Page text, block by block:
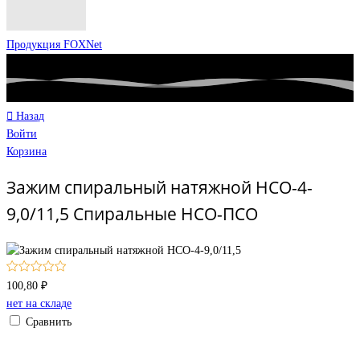
Продукция FOXNet
Назад
Войти
Корзина
Зажим спиральный натяжной НСО-4-
9,0/11,5 Спиральные НСО-ПСО
100,80 ₽
нет на складе
Сравнить